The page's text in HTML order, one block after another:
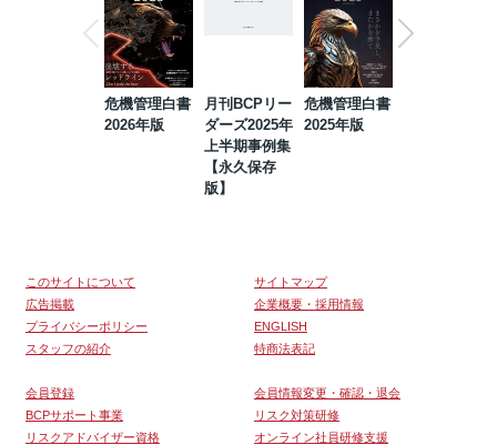
危機管理白書
2026年版
月刊BCPリー
ダーズ2025年
上半期事例集
【永久保存
版】
危機管理白書
2025年版
このサイトについて
サイトマップ
広告掲載
企業概要・採用情報
プライバシーポリシー
ENGLISH
スタッフの紹介
特商法表記
会員登録
会員情報変更・確認・退会
BCPサポート事業
リスク対策研修
リスクアドバイザー資格
オンライン社員研修支援